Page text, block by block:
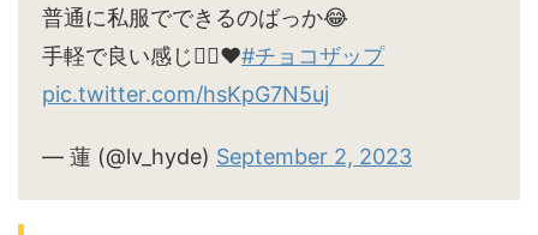
普通に私服でできるのばっか😂
手軽で良い感じ🙆‍♀️♥#チョコザップ
pic.twitter.com/hsKpG7N5uj
— 蓮 (@lv_hyde) September 2, 2023